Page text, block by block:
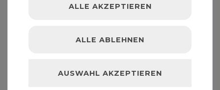
ALLE AKZEPTIEREN
ALLE ABLEHNEN
AUSWAHL AKZEPTIEREN